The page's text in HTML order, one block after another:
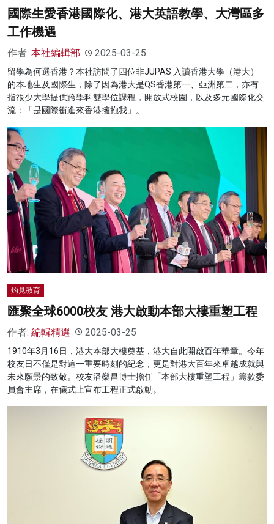
國際生愛香港國際化、港大英語教學、大灣區多
工作機遇
作者: 本社編輯部 2025-03-25
留學為何選香港？本社訪問了四位非JUPAS 入讀香港大學（港大）
的本地生及國際生，除了因為港大是QS香港第一、亞洲第二，亦有
指很少大學提供跨學科雙學位課程，開放式校園，以及多元國際化交
流：「是國際衝進來香港擁抱我」。
灼見教育
匯聚全球6000校友 港大啟動本部大樓重塑工程
作者: 編輯精選 2025-03-25
1910年3月16日，港大本部大樓奠基，港大自此開啟百年華章。今年
校友日不僅是對這一重要時刻的紀念，更是對港大百年來卓越成就與
未來願景的致敬。校友潘燊昌博士擔任「本部大樓重塑工程」籌款委
員會主席，在儀式上宣布工程正式啟動。